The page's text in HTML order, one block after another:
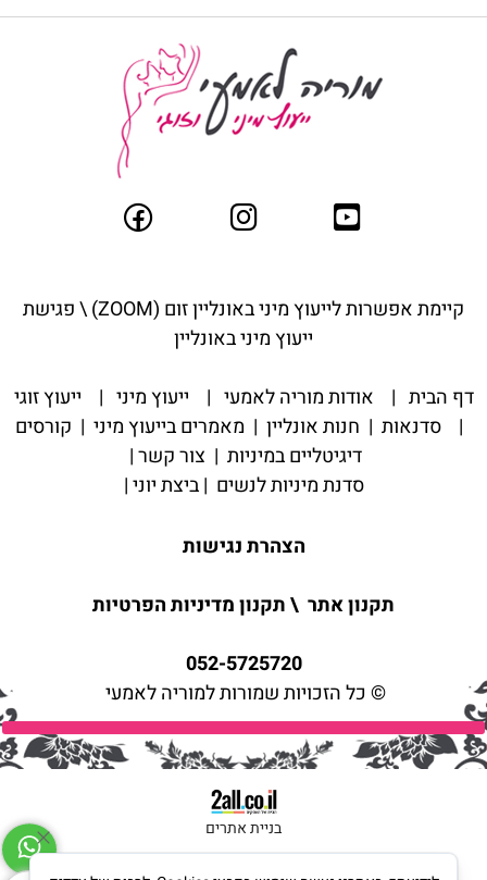
קיימת אפשרות לייעוץ מיני באונליין ז
ום (ZOOM) \ פגישת
ייעוץ מיני באונליין
דף הבית | אודות מוריה לאמעי | ייעוץ מיני |
ייעוץ זוגי
| סדנאות | חנות אונליין | מאמרים בייעוץ מיני | קורסים
דיגיטליים במיניות | צור קשר|
סדנת מיניות לנשים |ביצת יוני|
הצהרת נגישות
תקנון אתר \תקנון מדיניות הפרטיות
052-5725720
© כל הזכויות שמורות למוריה לאמעי
בניית אתרים